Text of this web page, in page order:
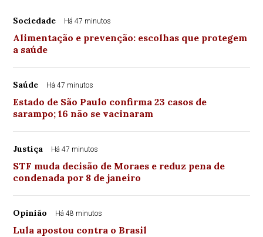
Sociedade Há 47 minutos
Alimentação e prevenção: escolhas que protegem
a saúde
Saúde Há 47 minutos
Estado de São Paulo confirma 23 casos de
sarampo; 16 não se vacinaram
Justiça Há 47 minutos
STF muda decisão de Moraes e reduz pena de
condenada por 8 de janeiro
Opinião Há 48 minutos
Lula apostou contra o Brasil